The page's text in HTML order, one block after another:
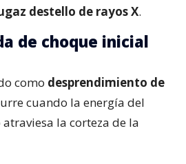
destello de rayos X.
de choque inicial
como desprendimiento de
cuando la energía del
la corteza de la